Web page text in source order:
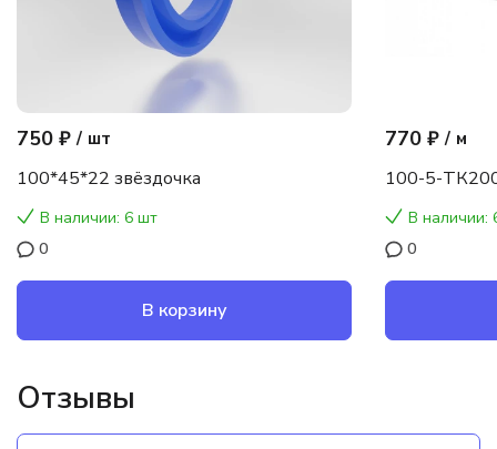
750 ₽ / шт
100*45*22 звёздочка
В наличии: 6 шт
0
В корзину
770 ₽ / м
100-5-
В наличии:
0
Отзывы